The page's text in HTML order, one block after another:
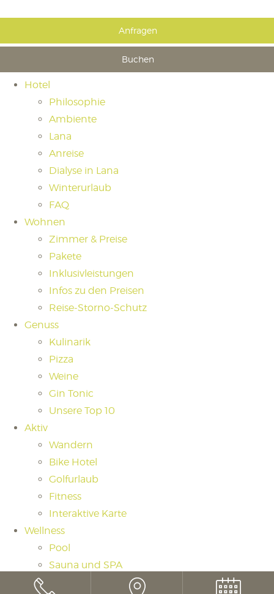
Anfragen
Buchen
Hotel
Philosophie
Ambiente
Lana
Anreise
Dialyse in Lana
Winterurlaub
FAQ
Wohnen
Zimmer & Preise
Pakete
Inklusivleistungen
Infos zu den Preisen
Reise-Storno-Schutz
Genuss
Kulinarik
Pizza
Weine
Gin Tonic
Unsere Top 10
Aktiv
Wandern
Bike Hotel
Golfurlaub
Fitness
Interaktive Karte
Wellness
Pool
Sauna und SPA